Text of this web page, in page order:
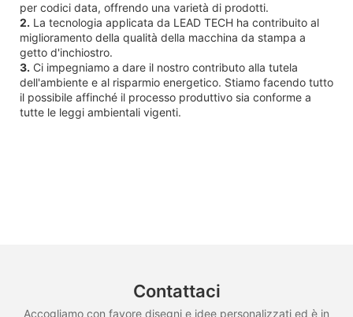
per codici data, offrendo una varietà di prodotti.
2. La tecnologia applicata da LEAD TECH ha contribuito al
miglioramento della qualità della macchina da stampa a
getto d'inchiostro.
3. Ci impegniamo a dare il nostro contributo alla tutela
dell'ambiente e al risparmio energetico. Stiamo facendo tutto
il possibile affinché il processo produttivo sia conforme a
tutte le leggi ambientali vigenti.
Contattaci
Accogliamo con favore disegni e idee personalizzati ed è in